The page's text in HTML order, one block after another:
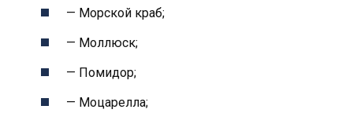
— Морской краб;
— Моллюск;
— Помидор;
— Моцарелла;